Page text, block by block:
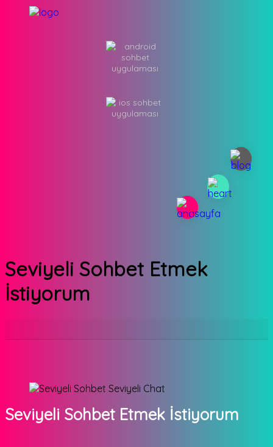
Seviyeli Sohbet Etmek
İstiyorum
Seviyeli Sohbet Etmek İstiyorum